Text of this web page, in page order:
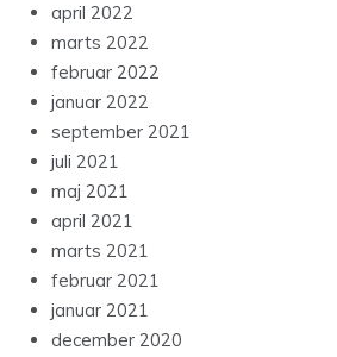
april 2022
marts 2022
februar 2022
januar 2022
september 2021
juli 2021
maj 2021
april 2021
marts 2021
februar 2021
januar 2021
december 2020